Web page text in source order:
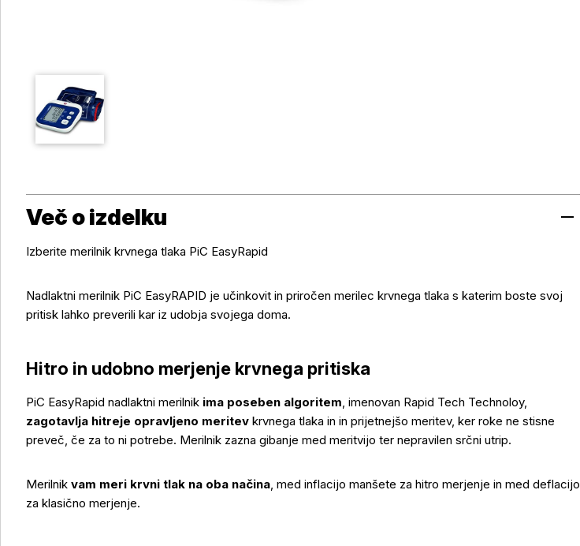
Več o izdelku
Izberite merilnik krvnega tlaka PiC EasyRapid
Nadlaktni merilnik PiC EasyRAPID je učinkovit in priročen merilec krvnega tlaka s katerim boste svoj
pritisk lahko preverili kar iz udobja svojega doma.
Hitro in udobno merjenje krvnega pritiska
PiC EasyRapid nadlaktni merilnik ima poseben algoritem, imenovan Rapid Tech Technoloy,
zagotavlja hitreje opravljeno meritev krvnega tlaka in in prijetnejšo meritev, ker roke ne stisne
preveč, če za to ni potrebe. Merilnik zazna gibanje med meritvijo ter nepravilen srčni utrip.
Merilnik vam meri krvni tlak na oba načina, med inflacijo manšete za hitro merjenje in med deflacijo
za klasično merjenje.